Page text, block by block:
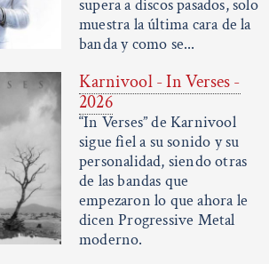
supera a discos pasados, solo
muestra la última cara de la
banda y como se...
Karnivool - In Verses -
2026
“In Verses” de Karnivool
sigue fiel a su sonido y su
personalidad, siendo otras
de las bandas que
empezaron lo que ahora le
dicen Progressive Metal
moderno.